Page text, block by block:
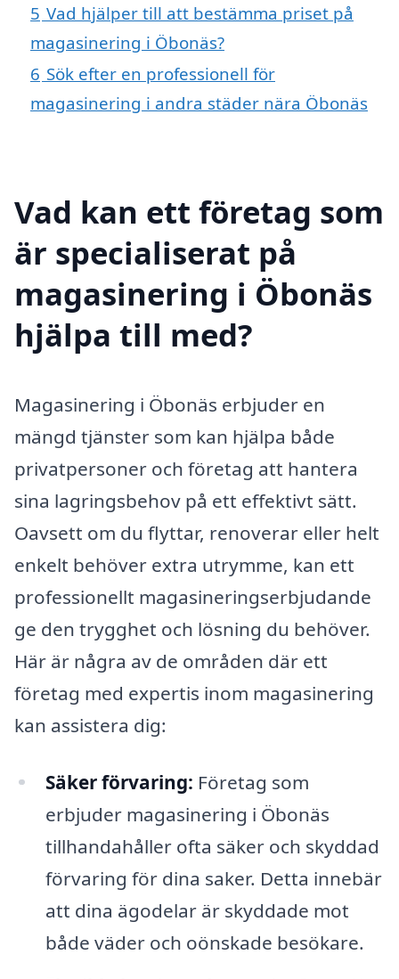
5 Vad hjälper till att bestämma priset på
magasinering i Öbonäs?
6 Sök efter en professionell för
magasinering i andra städer nära Öbonäs
Vad kan ett företag som
är specialiserat på
magasinering i Öbonäs
hjälpa till med?
Magasinering i Öbonäs erbjuder en
mängd tjänster som kan hjälpa både
privatpersoner och företag att hantera
sina lagringsbehov på ett effektivt sätt.
Oavsett om du flyttar, renoverar eller helt
enkelt behöver extra utrymme, kan ett
professionellt magasineringserbjudande
ge den trygghet och lösning du behöver.
Här är några av de områden där ett
företag med expertis inom magasinering
kan assistera dig:
Säker förvaring: Företag som
erbjuder magasinering i Öbonäs
tillhandahåller ofta säker och skyddad
förvaring för dina saker. Detta innebär
att dina ägodelar är skyddade mot
både väder och oönskade besökare.